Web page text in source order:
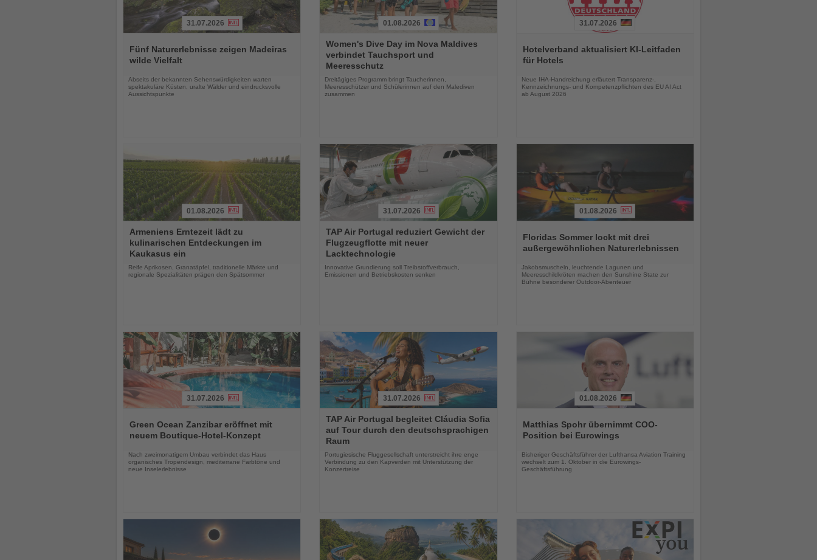
Sie
die
31.07.2026
Fünf Naturerlebnisse zeigen Madeiras
wilde Vielfalt
Abseits der bekannten Sehenswürdigkeiten warten
spektakuläre Küsten, uralte Wälder und eindrucksvolle
Aussichtspunkte
Sie
die
Nachrichten
01.08.2026
Women's Dive Day im Nova Maldives
verbindet Tauchsport und
Meeresschutz
Dreitägiges Programm bringt Taucherinnen,
Meeresschützer und Schülerinnen auf den Malediven
zusammen
Sie
die
31.07.2026
Hotelverband aktualisiert KI-Leitfaden
für Hotels
Neue IHA-Handreichung erläutert Transparenz-,
Kennzeichnungs- und Kompetenzpflichten des EU AI Act
ab August 2026
Sie
die
Nachrichten
01.08.2026
Armeniens Erntezeit lädt zu
kulinarischen Entdeckungen im
Kaukasus ein
Reife Aprikosen, Granatäpfel, traditionelle Märkte und
regionale Spezialitäten prägen den Spätsommer
Sie
die
Nachrichten
31.07.2026
TAP Air Portugal reduziert Gewicht der
Flugzeugflotte mit neuer
Lacktechnologie
Innovative Grundierung soll Treibstoffverbrauch,
Emissionen und Betriebskosten senken
Sie
die
Nachrichten
01.08.2026
Floridas Sommer lockt mit drei
außergewöhnlichen Naturerlebnissen
Jakobsmuscheln, leuchtende Lagunen und
Meeresschildkröten machen den Sunshine State zur
Bühne besonderer Outdoor-Abenteuer
Sie
die
31.07.2026
Green Ocean Zanzibar eröffnet mit
neuem Boutique-Hotel-Konzept
Nach zweimonatigem Umbau verbindet das Haus
organisches Tropendesign, mediterrane Farbtöne und
neue Inselerlebnisse
Sie
die
Nachrichten
31.07.2026
TAP Air Portugal begleitet Cláudia Sofia
auf Tour durch den deutschsprachigen
Raum
Portugiesische Fluggesellschaft unterstreicht ihre enge
Verbindung zu den Kapverden mit Unterstützung der
Konzertreise
Sie
die
01.08.2026
Matthias Spohr übernimmt COO-
Position bei Eurowings
Bisheriger Geschäftsführer der Lufthansa Aviation Training
wechselt zum 1. Oktober in die Eurowings-
Geschäftsführung